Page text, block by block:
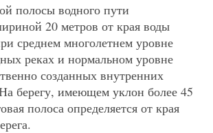
полосы водного пути
20 метров от края воды
среднем многолетнем уровне
реках и нормальном уровне
созданных внутренних
берегу, имеющем уклон более 45
полоса определяется от края